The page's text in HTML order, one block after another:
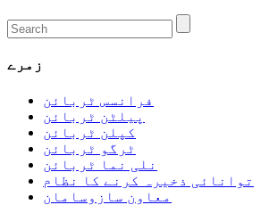
زمرے
فرانسس ٹربائن
پیلٹن ٹربائن
کپلن ٹربائن
ٹرگو ٹربائن
نلی نما ٹربائن
توانائی ذخیرہ کرنے کا نظام
معاون سازوسامان